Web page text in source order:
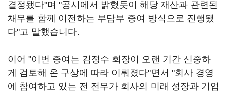
결정됐다"며 "공시에서 밝혔듯이 해당 재산과 관련된
채무를 함께 이전하는 부담부 증여 방식으로 진행됐
다"고 말했습니다.
이어 "이번 증여는 김정수 회장이 오랜 기간 신중하
게 검토해 온 구상에 따라 이뤄졌다"면서 "회사 경영
에 참여하고 있는 전 전무가 회사의 미래 성장과 기업